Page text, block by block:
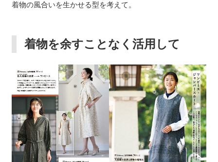
着物の風合いを生かせる型を考えて。
着物を余すことなく活用して